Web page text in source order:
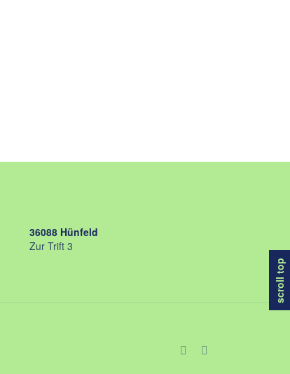
36088 Hünfeld
Zur Trift 3
scroll top